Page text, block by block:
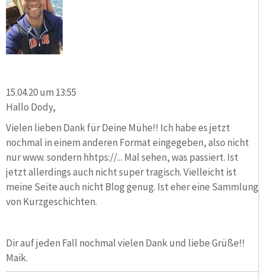
15.04.20 um 13:55
Hallo Dody,
Vielen lieben Dank für Deine Mühe!! Ich habe es jetzt
nochmal in einem anderen Format eingegeben, also nicht
nur www. sondern hhtps://... Mal sehen, was passiert. Ist
jetzt allerdings auch nicht super tragisch. Vielleicht ist
meine Seite auch nicht Blog genug. Ist eher eine Sammlung
von Kurzgeschichten.
Dir auf jeden Fall nochmal vielen Dank und liebe Grüße!!
Maik.